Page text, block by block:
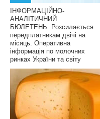
ІНФОРМАЦІЙНО-
АНАЛІТИЧНИЙ
БЮЛЕТЕНЬ. Розсилається
передплатникам двічі на
місяць. Оперативна
інформація по молочних
ринках України та світу